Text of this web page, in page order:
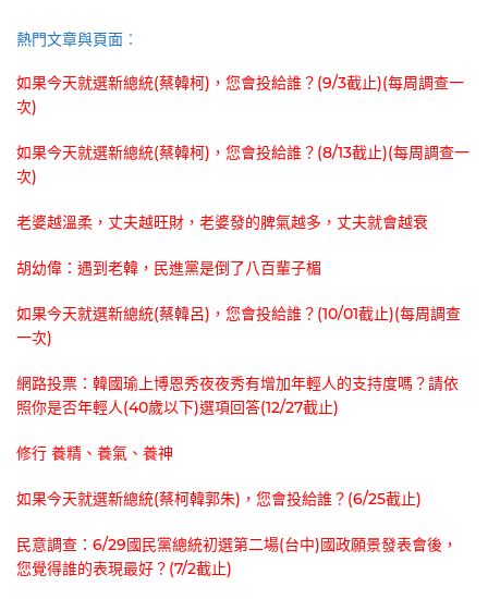
熱門文章與頁面︰
如果今天就選新總統(蔡韓柯)，您會投給誰？(9/3截止)(每周調查一
次)
如果今天就選新總統(蔡韓柯)，您會投給誰？(8/13截止)(每周調查一
次)
老婆越溫柔，丈夫越旺財，老婆發的脾氣越多，丈夫就會越衰
胡幼偉：遇到老韓，民進黨是倒了八百輩子楣
如果今天就選新總統(蔡韓呂)，您會投給誰？(10/01截止)(每周調查
一次)
網路投票：韓國瑜上博恩秀夜夜秀有增加年輕人的支持度嗎？請依
照你是否年輕人(40歲以下)選項回答(12/27截止)
修行 養精、養氣、養神
如果今天就選新總統(蔡柯韓郭朱)，您會投給誰？(6/25截止)
民意調查：6/29國民黨總統初選第二場(台中)國政願景發表會後，
您覺得誰的表現最好？(7/2截止)